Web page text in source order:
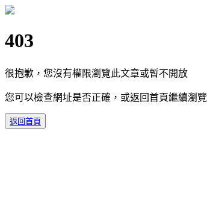
403
很抱歉，您沒有權限瀏覽此文章或暫不開放
您可以檢查網址是否正確，或返回首頁繼續瀏覽
返回首頁